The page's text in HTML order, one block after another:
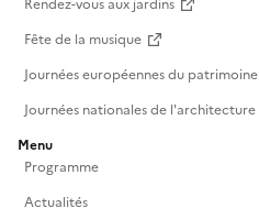
Rendez-vous aux jardins
Fête de la musique
Journées européennes du patrimoine
Journées nationales de l'architecture
Menu
Programme
Actualités